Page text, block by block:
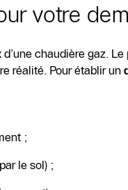
votre
chaudière gaz.
réalité. Pour établir un
;
le sol) ;